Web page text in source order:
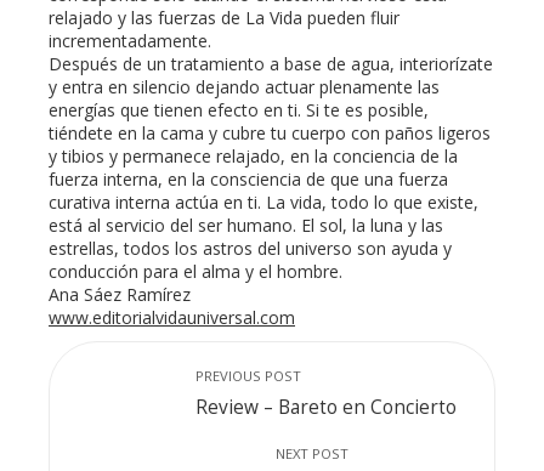
relajado y las fuerzas de La Vida pueden fluir
incrementadamente.
Después de un tratamiento a base de agua, interiorízate
y entra en silencio dejando actuar plenamente las
energías que tienen efecto en ti. Si te es posible,
tiéndete en la cama y cubre tu cuerpo con paños ligeros
y tibios y permanece relajado, en la conciencia de la
fuerza interna, en la consciencia de que una fuerza
curativa interna actúa en ti. La vida, todo lo que existe,
está al servicio del ser humano. El sol, la luna y las
estrellas, todos los astros del universo son ayuda y
conducción para el alma y el hombre.
Ana Sáez Ramírez
www.editorialvidauniversal.com
PREVIOUS POST
Review – Bareto en Concierto
NEXT POST